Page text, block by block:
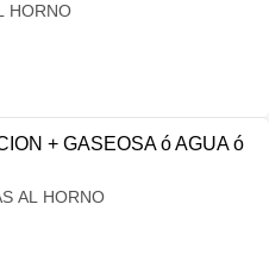
HORNO
+ GASEOSA ó AGUA ó
AL HORNO